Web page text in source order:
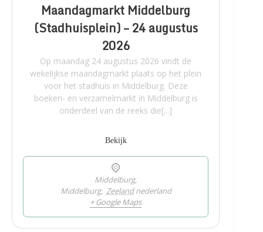
Maandagmarkt Middelburg
(Stadhuisplein) – 24 augustus
2026
Op maandag 24 augustus 2026 vindt de
wekelijkse maandagmarkt plaats op het plein
voor het stadhuis in Middelburg. Deze
boeken- en verzamelmarkt in Middelburg is
onderdeel van de reeks die[...]
Bekijk
Middelburg,
Middelburg, Zeeland nederland
+ Google Maps